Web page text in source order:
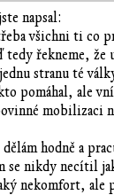
napsal:
všichni ti co
řekneme, že
stranu té
pomáhal, ale
mobilizaci
hodně a
se nikdy necítil
nekomfort,